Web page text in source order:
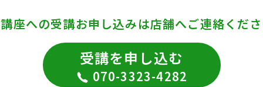
座への受講お申し込みは店舗へご連絡くだ
受講を申し込む
070-3323-4282